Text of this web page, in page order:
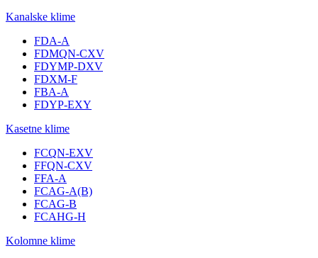
Kanalske klime
FDA-A
FDMQN-CXV
FDYMP-DXV
FDXM-F
FBA-A
FDYP-EXY
Kasetne klime
FCQN-EXV
FFQN-CXV
FFA-A
FCAG-A(B)
FCAG-B
FCAHG-H
Kolomne klime